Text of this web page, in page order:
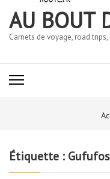
AU BOUT
Carnets de voyage, road
Étiquette :